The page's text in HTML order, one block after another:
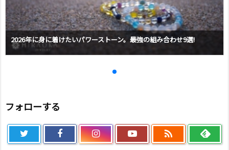
2026年に身に着けたいパワーストーン。最強の組み合わせ9選!
フォローする
